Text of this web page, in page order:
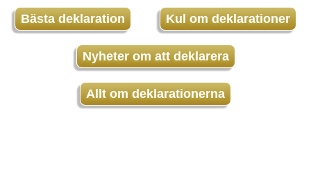
Bästa deklaration Kul om deklarationer
Nyheter om att deklarera
Allt om deklarationerna